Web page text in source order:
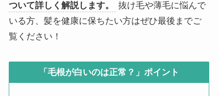
ついて詳しく解説します。
抜け毛や薄毛に悩んで
いる方、髪を健康に保ちたい方はぜひ最後までご
覧ください！
「毛根が白いのは正常？」ポイント